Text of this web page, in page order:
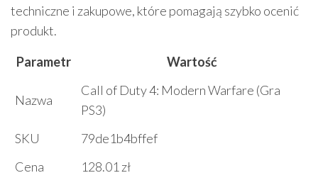
techniczne i zakupowe, które pomagają szybko ocenić
produkt.
Parametr
Wartość
Nazwa
Call of Duty 4: Modern Warfare (Gra
PS3)
SKU
79de1b4bffef
Cena
128.01 zł